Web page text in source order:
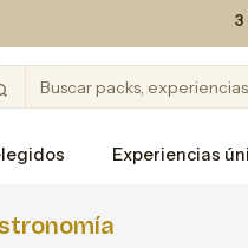
3
Experiencias